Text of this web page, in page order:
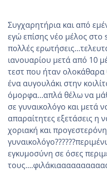
Συγχαρητήρια και από
εγώ επίσης νέο μέλος στο
πολλές
ιανουαρίου μετά από 10
τεστ που ήταν ολοκάθαρα
ένα αυγουλάκι στην
όμορφα...απλά θέλω να
σε γυναικολόγο και μετά
απαραίτητες εξετάσεις
χοριακή και
εγκυμοσύνη σε όσες